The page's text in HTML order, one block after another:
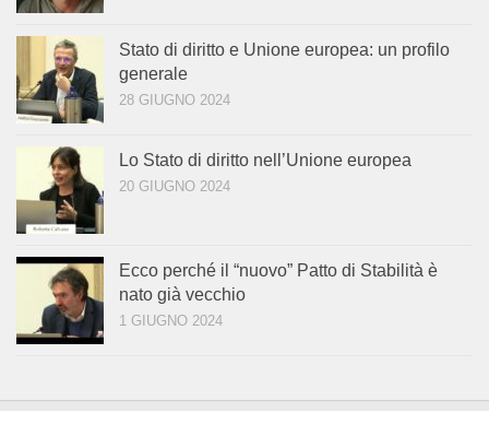
Stato di diritto e Unione europea: un profilo
generale
28 GIUGNO 2024
Lo Stato di diritto nell’Unione europea
20 GIUGNO 2024
Ecco perché il “nuovo” Patto di Stabilità è
nato già vecchio
1 GIUGNO 2024